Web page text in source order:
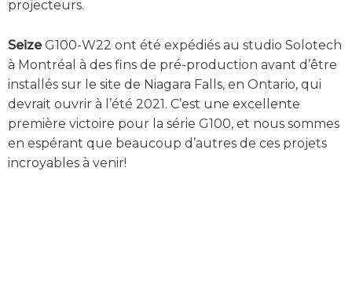
projecteurs.
SeizeG100-W22 ont été expédiés au studio Solotech
à Montréal à des fins de pré-production avant d’être
installés sur le site de Niagara Falls, en Ontario, qui
devrait ouvrir à l’été 2021. C’est une excellente
première victoire pour la série G100, et nous sommes
en espérant que beaucoup d’autres de ces projets
incroyables à venir!